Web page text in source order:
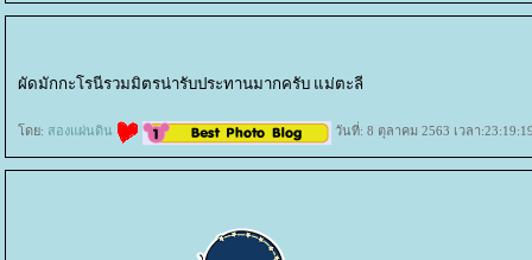
ผัดมักกะโรนีรวมมิตรน่ารับประทานมากครับ แม่ตะลี
ดย: สองแผ่นดิน วันที่: 8 ตุลาคม 2563 เวลา